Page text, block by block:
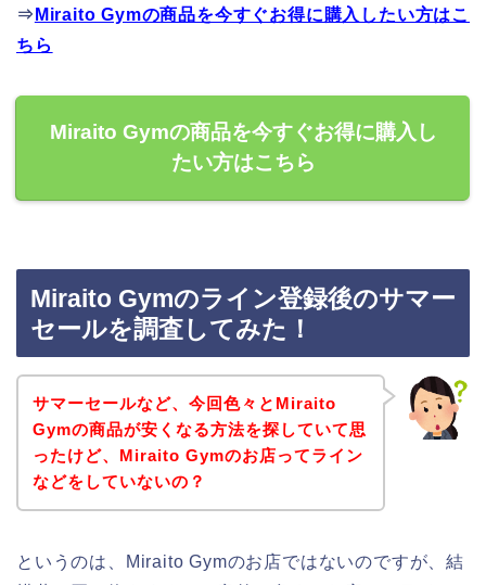
⇒ Miraito Gymの商品を今すぐお得に購入したい方はこ
ちら
Miraito Gymの商品を今すぐお得に購入し
たい方はこちら
Miraito Gymのライン登録後のサマー
セールを調査してみた！
サマーセールなど、今回色々とMiraito
Gymの商品が安くなる方法を探していて思
ったけど、Miraito Gymのお店ってライン
などをしていないの？
というのは、Miraito Gymのお店ではないのですが、結